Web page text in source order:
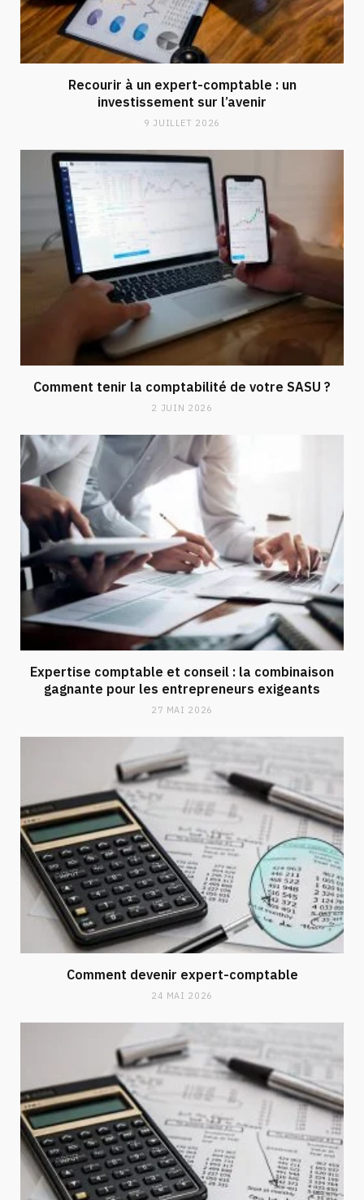
Recourir à un expert-comptable : un
investissement sur l’avenir
9 JUILLET 2026
Comment tenir la comptabilité de votre SASU ?
2 JUIN 2026
Expertise comptable et conseil : la combinaison
gagnante pour les entrepreneurs exigeants
27 MAI 2026
Comment devenir expert-comptable
24 MAI 2026